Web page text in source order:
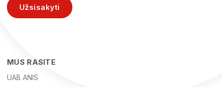
Užsisakyti
MUS RASITE
UAB ANIS